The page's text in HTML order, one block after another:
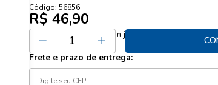
Código: 56856
R$ 46,90
Ou R$ 46,90 sem juros
Frete e prazo de entrega: